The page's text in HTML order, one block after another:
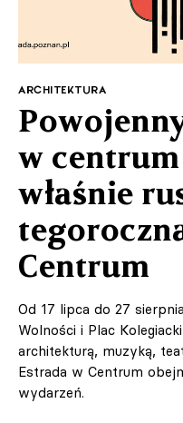
ARCHITEKTURA
w
właśnie
Centrum
Od 17 lipca do 27
Wolności i Plac
architekturą, muzyką,
Estrada w Centrum
wydarzeń.